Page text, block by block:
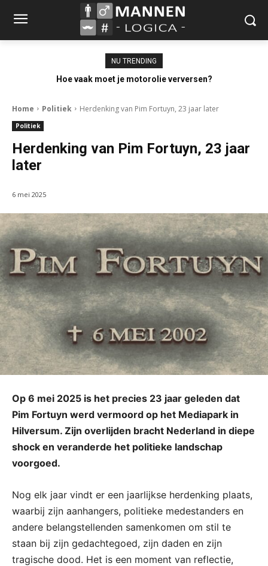
NU TRENDING
Hoe vaak moet je motorolie verversen?
Home Politiek Herdenking van Pim Fortuyn, 23 jaar later
Politiek
Herdenking van Pim Fortuyn, 23 jaar
later
6 mei 2025
Op 6 mei 2025 is het precies 23 jaar geleden dat
Pim Fortuyn werd vermoord op het Mediapark in
Hilversum. Zijn overlijden bracht Nederland in diepe
shock en veranderde het politieke landschap
voorgoed.
Nog elk jaar vindt er een jaarlijkse herdenking plaats,
waarbij zijn aanhangers, politieke medestanders en
andere belangstellenden samenkomen om stil te
staan bij zijn gedachtegoed, zijn daden en zijn
tragische dood. Het is een moment van reflectie,